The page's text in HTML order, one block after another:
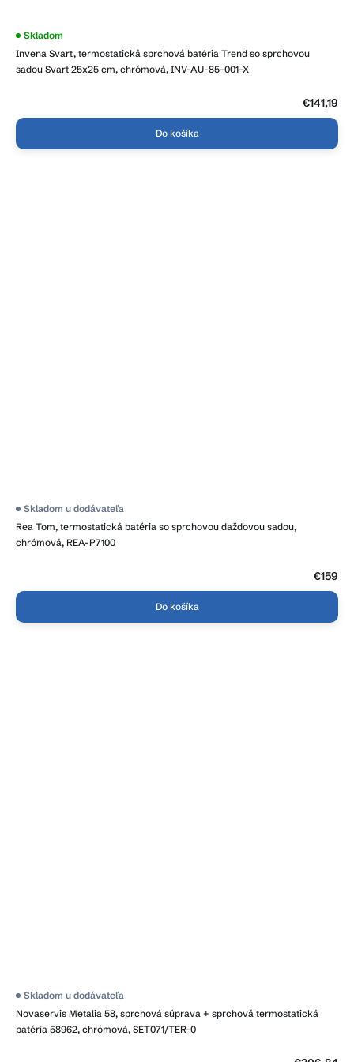
Invena Svart, termostatická sprchová batéria Trend so sprchovou
sadou Svart 25x25 cm, chrómová, INV-AU-85-001-X
Skladom
€141,19
Do košíka
Rea Tom, termostatická batéria so sprchovou dažďovou sadou,
chrómová, REA-P7100
Priemerné
produktu
je
Skladom u dodávateľa
€159
Do košíka
Novaservis Metalia 58, sprchová súprava + sprchová termostatická
batéria 58962, chrómová, SET071/TER-0
Skladom u dodávateľa